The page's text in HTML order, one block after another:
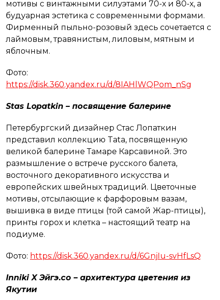
мотивы с винтажными силуэтами 70-х и 80-х, а
будуарная эстетика с современными формами.
Фирменный пыльно-розовый здесь сочетается с
лаймовым, травянистым, лиловым, мятным и
яблочным.
Фото:
https://disk.360.yandex.ru/d/8IAHlWQPom_nSg
Stas Lopatkin – посвящение балерине
Петербургский дизайнер Стас Лопаткин
представил коллекцию Tata, посвященную
великой балерине Тамаре Карсавиной. Это
размышление о встрече русского балета,
восточного декоративного искусства и
европейских швейных традиций. Цветочные
мотивы, отсылающие к фарфоровым вазам,
вышивка в виде птицы (той самой Жар-птицы),
принты горох и клетка – настоящий театр на
подиуме.
Фото: https://disk.360.yandex.ru/d/6GnjIu-svHfLsQ
Inniki X Эйгэ.со – архитектура цветения из
Якутии